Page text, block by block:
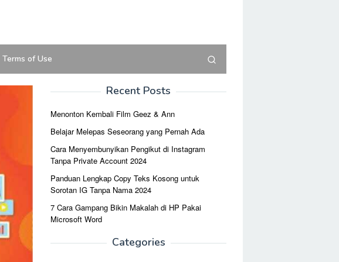
Terms of Use
Recent Posts
Menonton Kembali Film Geez & Ann
Belajar Melepas Seseorang yang Pernah Ada
Cara Menyembunyikan Pengikut di Instagram
Tanpa Private Account 2024
Panduan Lengkap Copy Teks Kosong untuk
Sorotan IG Tanpa Nama 2024
7 Cara Gampang Bikin Makalah di HP Pakai
Microsoft Word
Categories